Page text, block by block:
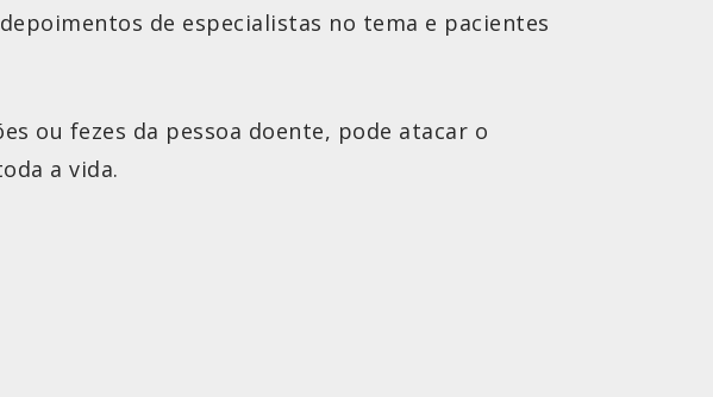
de especialistas no tema e pacientes
ou fezes da pessoa doente, pode atacar o
a vida.